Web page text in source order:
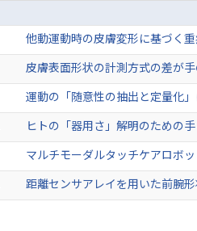
他動運動時の皮膚変形に基づく
皮膚表面形状の計測方式の差が
運動の「随意性の抽出と定量化
ヒトの「器用さ」解明のための
マルチモーダルタッチケアロボ
距離センサアレイを用いた前腕